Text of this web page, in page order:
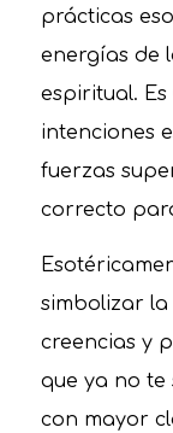
prácticas
energías de
espiritual.
intenciones
fuerzas
correcto
simbolizar la
creencias y
que ya no
con mayor